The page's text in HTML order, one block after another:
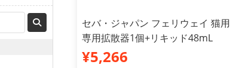
セバ・ジャパン フェリウェイ 猫用
専用拡散器1個+リキッド48mL
¥5,266